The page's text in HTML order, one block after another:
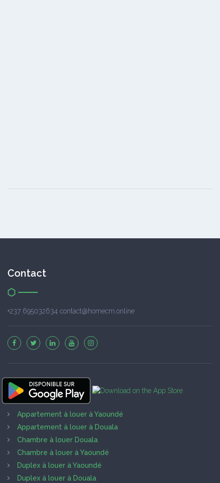
Contact
+237 695032634 contact@homecm.online
Appartement à louer à Yaoundé
Appartement à louer à Douala
Chambre à louer Douala
Chambre à louer à Yaoundé
Duplex à louer à Yaoundé
Duplex à louer à Douala